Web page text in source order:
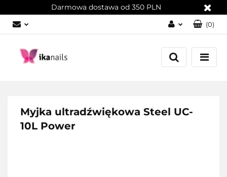
Darmowa dostawa od 350 PLN
Zaloguj się
Załóż konto
(0)
Myjka ultradźwiękowa Steel UC-
10L Power